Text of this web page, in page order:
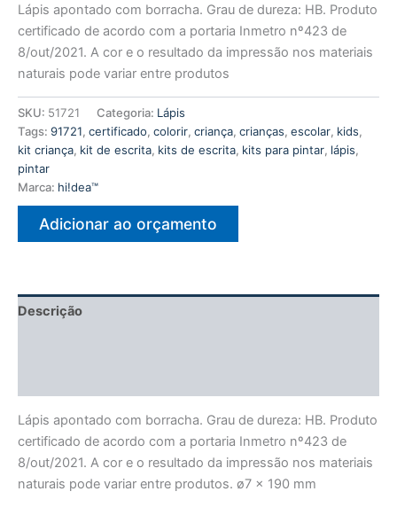
Lápis apontado com borracha. Grau de dureza: HB. Produto
certificado de acordo com a portaria Inmetro nº423 de
8/out/2021. A cor e o resultado da impressão nos materiais
naturais pode variar entre produtos
SKU: 51721 Categoria: Lápis
Tags: 91721, certificado, colorir, criança, crianças, escolar, kids,
kit criança, kit de escrita, kits de escrita, kits para pintar, lápis,
pintar
Marca: hi!dea™
Adicionar ao orçamento
Descrição
Lápis apontado com borracha. Grau de dureza: HB. Produto
certificado de acordo com a portaria Inmetro nº423 de
8/out/2021. A cor e o resultado da impressão nos materiais
naturais pode variar entre produtos. ø7 x 190 mm